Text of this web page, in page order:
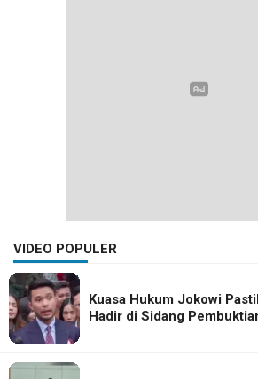
VIDEO POPULER
Kuasa Hukum Jokowi
Hadir di Sidang